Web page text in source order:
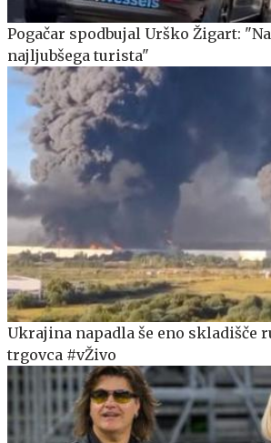
Pogačar spodbujal Urško Žigart:
najljubšega turista"
Ukrajina napadla še eno skladišče
trgovca #vŽivo